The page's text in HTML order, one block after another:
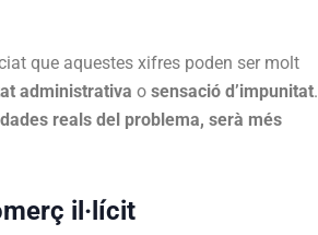
que aquestes xifres poden ser molt
administrativa o sensació d’impunitat.
reals del problema, serà més
il·lícit